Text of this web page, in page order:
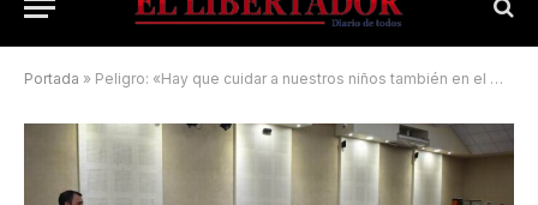
Portada » Peligro: «Hay que cuidar a nuestros niños también en el mundo digital»